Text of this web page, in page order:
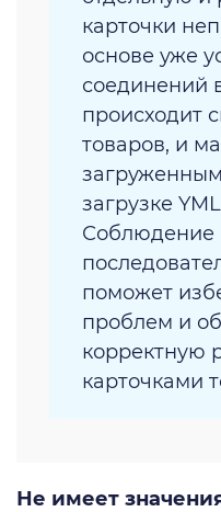
карточки
основе уже
соединений
происходит
товаров, и
загрузке
Соблюдение
поможет
проблем и
корректную
карточками
Не имеет